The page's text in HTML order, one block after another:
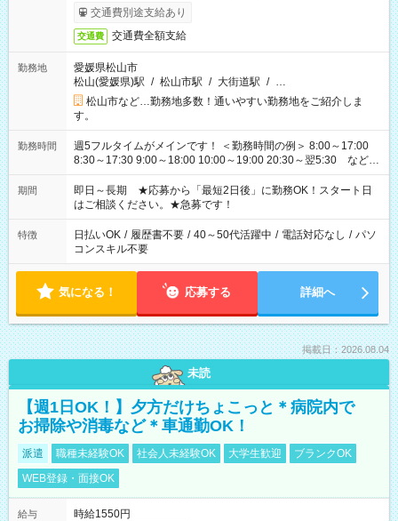
交通費別途支給あり
交通費 交通費全額支給
勤務地
愛媛県松山市
松山(愛媛県)駅 / 松山市駅 / 大街道駅 / …
松山市など…勤務地多数！通いやすい勤務地をご紹介しま
す。
勤務時間
週5フルタイムがメインです！ ＜勤務時間の例＞ 8:00～17:00
8:30～17:30 9:00～18:00 10:00～19:00 20:30～翌5:30 など ★
その他にも勤務時間多数！ 日勤のみ、残業なし、交替制など
ご希望を教えてください！
期間
即日～長期 ★応募から「最短2日後」に勤務OK！スタート日
はご相談ください。★急募です！
特徴 日払いOK / 履歴書不要 / 40～50代活躍中 / 電話対応なし / パソ
コンスキル不要
気になる！ 応募する 詳細へ
掲載日：2026.08.04
未読
【週1日OK！】夕方だけちょこっと＊病院内で
お掃除や消毒など＊車通勤OK！
派遣 職種未経験OK 社会人未経験OK 大学生歓迎
ブランクOK
WEB登録・面接OK
給与
時給1550円